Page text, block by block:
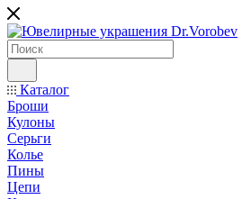
Каталог
Броши
Кулоны
Серьги
Колье
Пины
Цепи